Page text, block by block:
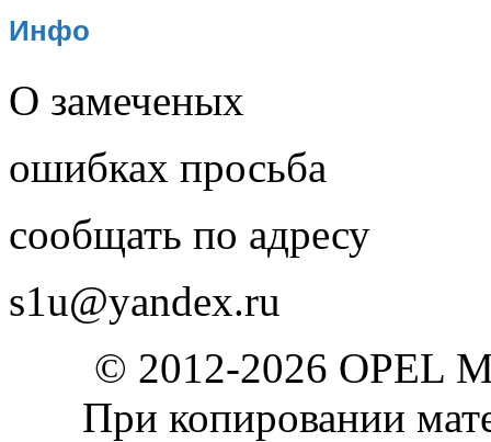
Инфо
О замеченых
ошибках просьба
сообщать по адресу
s1u@yandex.ru
© 2012-2026 OPEL
При копировании